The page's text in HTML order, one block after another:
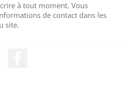
à tout moment. Vous
de contact dans les
site.